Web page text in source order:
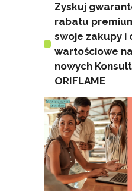
Zyskuj
rabatu
swoje zakupy i
wartościowe
nowych
ORIFLAME